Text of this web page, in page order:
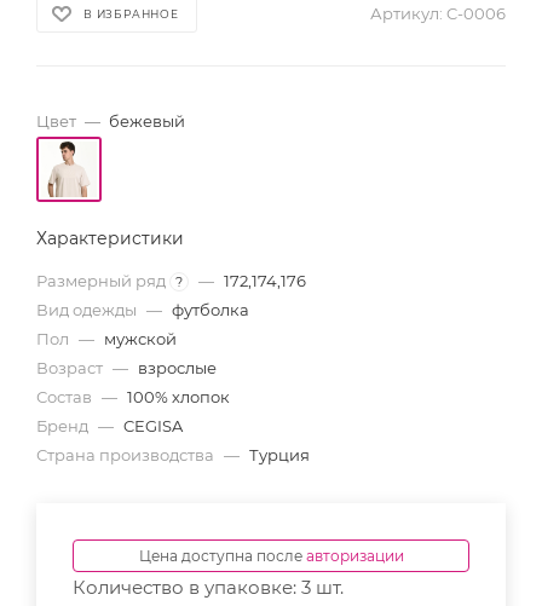
В ИЗБРАННОЕ Артикул: C-0006
Цвет — бежевый
Характеристики
Размерный ряд ? — 172,174,176
Вид одежды — футболка
Пол — мужской
Возраст — взрослые
Состав — 100% хлопок
Бренд — CEGISA
Страна производства — Турция
Цена доступна после авторизации
Количество в упаковке: 3 шт.